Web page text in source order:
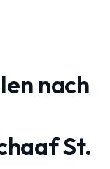
nach
St.